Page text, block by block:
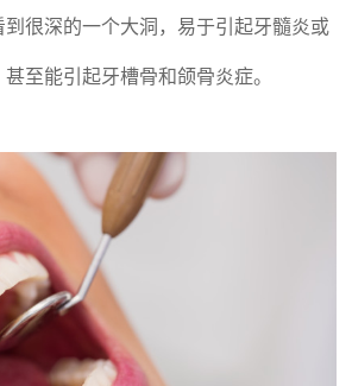
很深的一个大洞，易于引起牙髓炎或
至能引起牙槽骨和颌骨炎症。